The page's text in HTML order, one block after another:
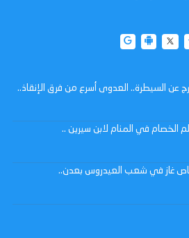
عن السيطرة.. العدوى أسرع من فرق الإنقاذ..
الخصام في المنام لابن سيرين ..
باص غاز في شعب العيدروس بعدن..